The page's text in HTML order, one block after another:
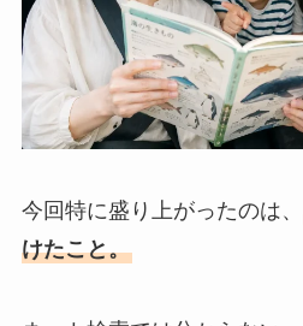
今回特に盛り上がったのは、
けたこと。